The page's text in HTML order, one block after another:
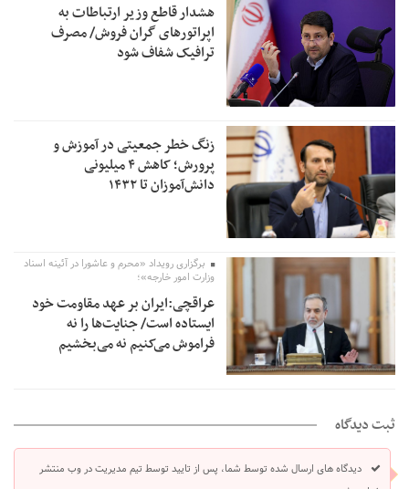
هشدار قاطع وزیر ارتباطات به
اپراتورهای گران فروش/ مصرف
ترافیک شفاف شود
زنگ خطر جمعیتی در آموزش و
پرورش؛ کاهش ۴ میلیونی
دانش‌آموزان تا ۱۴۳۲
برگزاری رویداد «محرم و عاشورا در آئینه اسناد
وزارت امور خارجه»؛
عراقچی:ایران بر عهد مقاومت خود
ایستاده است/ جنایت‌ها را نه
فراموش می‌کنیم نه می‌بخشیم
ثبت دیدگاه
دیدگاه های ارسال شده توسط شما، پس از تایید توسط تیم مدیریت در وب منتشر